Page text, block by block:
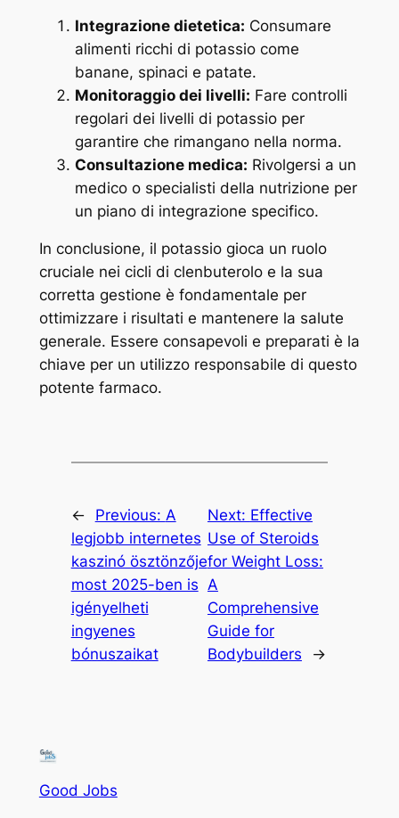
Integrazione dietetica: Consumare
alimenti ricchi di potassio come
banane, spinaci e patate.
Monitoraggio dei livelli: Fare controlli
regolari dei livelli di potassio per
garantire che rimangano nella norma.
Consultazione medica: Rivolgersi a un
medico o specialisti della nutrizione per
un piano di integrazione specifico.
In conclusione, il potassio gioca un ruolo
cruciale nei cicli di clenbuterolo e la sua
corretta gestione è fondamentale per
ottimizzare i risultati e mantenere la salute
generale. Essere consapevoli e preparati è la
chiave per un utilizzo responsabile di questo
potente farmaco.
← Previous: A
legjobb internetes
kaszinó ösztönzője
most 2025-ben is
igényelheti
ingyenes
bónuszaikat
Next: Effective
Use of Steroids
for Weight Loss:
A
Comprehensive
Guide for
Bodybuilders
→
Good Jobs